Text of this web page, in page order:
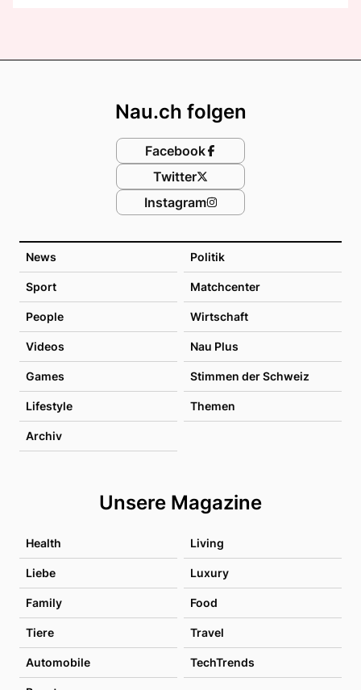
News Politik
Sport Matchcenter
People Wirtschaft
Videos Nau Plus
Games Stimmen der Schweiz
Lifestyle Themen
Archiv
Unsere Magazine
Health Living
Liebe Luxury
Family Food
Tiere Travel
Automobile TechTrends
Nau.ch folgen
Facebook
Twitter
Instagram